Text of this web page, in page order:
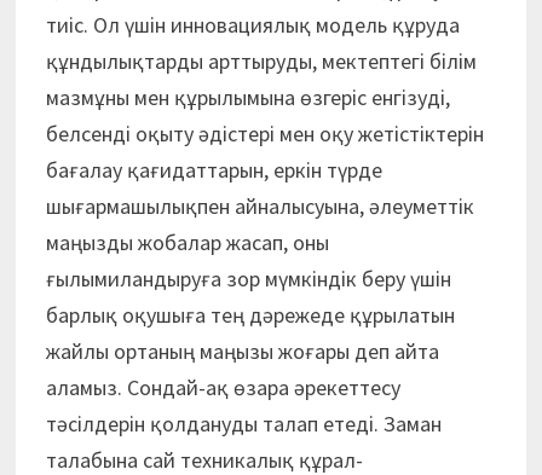
тиіс. Ол үшін инновациялық модель құруда
құндылықтарды арттыруды, мектептегі білім
мазмұны мен құрылымына өзгеріс енгізуді,
белсенді оқыту әдістері мен оқу жетістіктерін
бағалау қағидаттарын, еркін түрде
шығармашылықпен айналысуына, әлеуметтік
маңызды жобалар жасап, оны
ғылымиландыруға зор мүмкіндік беру үшін
барлық оқушыға тең дәрежеде құрылатын
жайлы ортаның маңызы жоғары деп айта
аламыз. Сондай-ақ өзара әрекеттесу
тәсілдерін қолдануды талап етеді. Заман
талабына сай техникалық құрал-